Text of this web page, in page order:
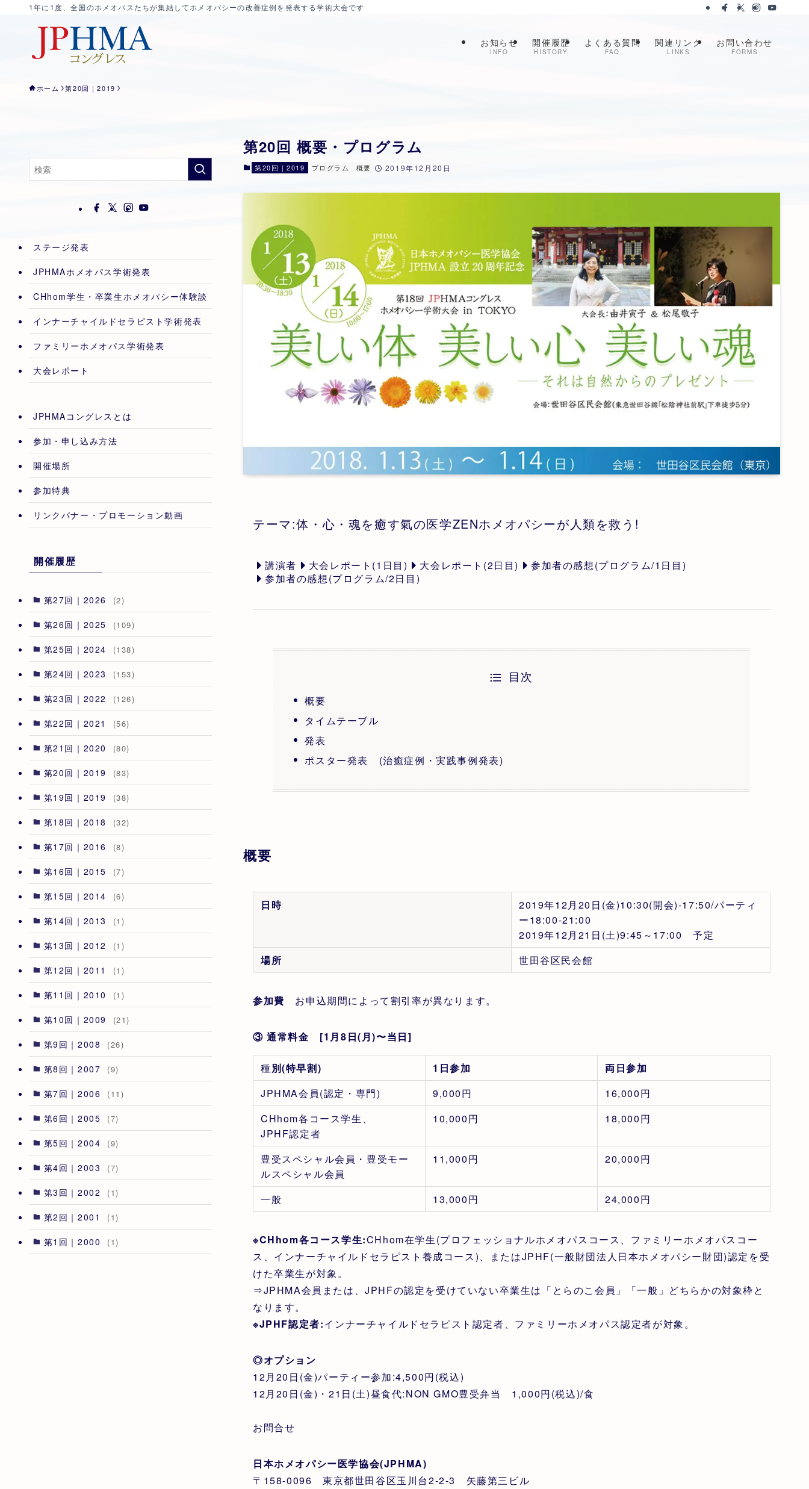
1年に1度、全国のホメオパスたちが集結してホメオパシーの改善症例を発表する学術大会です
お知らせ
INFO
開催履歴
HISTORY
よくある質問
FAQ
関連リンク
LINKS
お問い合わせ
FORMS
ホーム 第20回｜2019
第20回 概要・プログラム
第20回｜2019 プログラム 概要 2019年12月20日
テーマ:体・心・魂を癒す氣の医学ZENホメオパシーが人類を救う!
講演者 大会レポート(1日目) 大会レポート(2日目)
参加者の感想(プログラム/1日目)
参加者の感想(プログラム/2日目)
目次
概要
タイムテーブル
発表
ポスター発表 (治癒症例・実践事例発表)
概要
日時
2019年12月20日(金)10:30(開会)-17:50/パーティ
ー18:00-21:00
2019年12月21日(土)9:45～17:00 予定
場所
世田谷区民会館
参加費 お申込期間によって割引率が異なります。
③ 通常料金 [1月8日(月)〜当日]
種別(特早割) 1日参加
両日参加
JPHMA会員(認定・専門)
9,000円
16,000円
CHhom各コース学生、
JPHF認定者
10,000円 18,000円
豊受スペシャル会員・豊受モー
ルスペシャル会員
11,000円 20,000円
一般 13,000円 24,000円
※CHhom各コース学生:CHhom在学生(プロフェッショナルホメオパスコース、ファミリーホメオパスコー
ス、インナーチャイルドセラピスト養成コース)、またはJPHF(一般財団法人日本ホメオパシー財団)認定を受
けた卒業生が対象。
⇒JPHMA会員または、JPHFの認定を受けていない卒業生は「とらのこ会員」「一般」どちらかの対象枠と
なります。
※JPHF認定者:インナーチャイルドセラピスト認定者、ファミリーホメオパス認定者が対象。
◎オプション
12月20日(金)パーティー参加:4,500円(税込)
12月20日(金)・21日(土)昼食代:NON GMO豊受弁当 1,000円(税込)/食
お問合せ
日本ホメオパシー医学協会(JPHMA)
〒158-0096 東京都世田谷区玉川台2-2-3 矢藤第三ビル
ステージ発表
JPHMAホメオパス学術発表
CHhom学生・卒業生ホメオパシー体験談
インナーチャイルドセラピスト学術発表
ファミリーホメオパス学術発表
大会レポート
JPHMAコングレスとは
参加・申し込み方法
開催場所
参加特典
リンクバナー・プロモーション動画
開催履歴
第27回｜2026 (2)
第26回｜2025 (109)
第25回｜2024 (138)
第24回｜2023 (153)
第23回｜2022 (126)
第22回｜2021 (56)
第21回｜2020 (80)
第20回｜2019 (83)
第19回｜2019 (38)
第18回｜2018 (32)
第17回｜2016 (8)
第16回｜2015 (7)
第15回｜2014 (6)
第14回｜2013 (1)
第13回｜2012 (1)
第12回｜2011 (1)
第11回｜2010 (1)
第10回｜2009 (21)
第9回｜2008 (26)
第8回｜2007 (9)
第7回｜2006 (11)
第6回｜2005 (7)
第5回｜2004 (9)
第4回｜2003 (7)
第3回｜2002 (1)
第2回｜2001 (1)
第1回｜2000 (1)